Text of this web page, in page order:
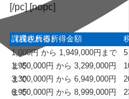
[/pc] [nopc]
課税される所得金額
（課税所得）
1,000円 から 1,949,000円まで
5
1,950,000円 から 3,299,000円まで
3,300,000円 から 6,949,000円まで
6,950,000円 から 8,999,000円まで